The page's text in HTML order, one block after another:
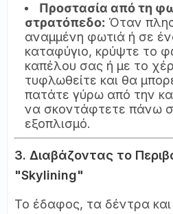
Προστασία από τη
στρατόπεδο: Όταν
αναμμένη φωτιά ή σε
καταφύγιο, κρύψτε το
καπέλου σας ή με το
τυφλωθείτε και θα
πατάτε γύρω από την
να σκοντάφτετε πάνω
εξοπλισμό.
3. Διαβάζοντας το
"Skylining"
Το έδαφος, τα δέντρα